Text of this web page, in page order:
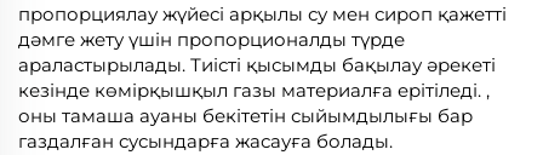
пропорциялау жүйесі арқылы су мен сироп қажетті
дәмге жету үшін пропорционалды түрде
араластырылады. Тиісті қысымды бақылау әрекеті
кезінде көмірқышқыл газы материалға ерітіледі. ,
оны тамаша ауаны бекітетін сыйымдылығы бар
газдалған сусындарға жасауға болады.